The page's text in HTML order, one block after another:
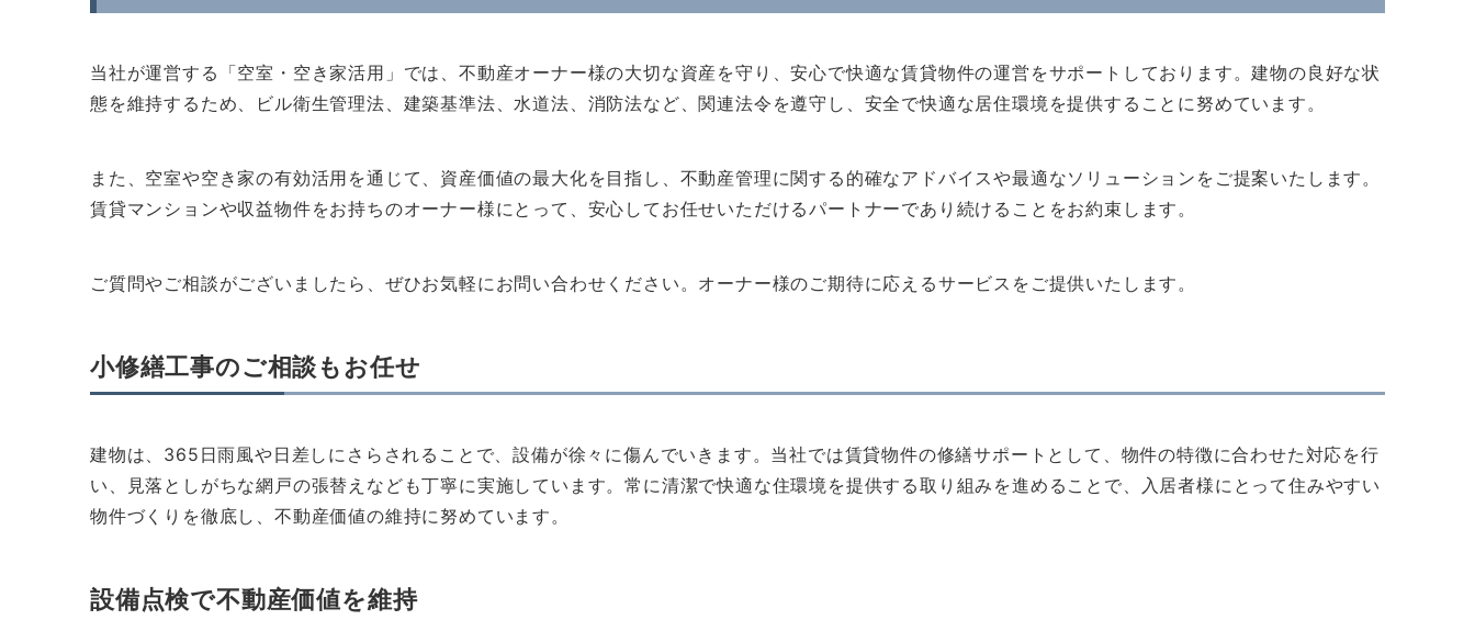
当社が運営する「空室・空き家活用」では、不動産オーナー様の大切な資産を守り、安心で快適な賃貸物件の運営をサポートしております。建物の良好な状
態を維持するため、ビル衛生管理法、建築基準法、水道法、消防法など、関連法令を遵守し、安全で快適な居住環境を提供することに努めています。
また、空室や空き家の有効活用を通じて、資産価値の最大化を目指し、不動産管理に関する的確なアドバイスや最適なソリューションをご提案いたします。
賃貸マンションや収益物件をお持ちのオーナー様にとって、安心してお任せいただけるパートナーであり続けることをお約束します。
ご質問やご相談がございましたら、ぜひお気軽にお問い合わせください。オーナー様のご期待に応えるサービスをご提供いたします。
小修繕工事のご相談もお任せ
建物は、365日雨風や日差しにさらされることで、設備が徐々に傷んでいきます。当社では賃貸物件の修繕サポートとして、物件の特徴に合わせた対応を行
い、見落としがちな網戸の張替えなども丁寧に実施しています。常に清潔で快適な住環境を提供する取り組みを進めることで、入居者様にとって住みやすい
物件づくりを徹底し、不動産価値の維持に努めています。
設備点検で不動産価値を維持